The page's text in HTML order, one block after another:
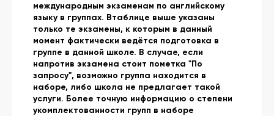
международным экзаменам по английскому
языку в группах. Втаблице выше указаны
только те экзамены, к которым в данный
момент фактически ведётся подготовка в
группе в данной школе. В случае, если
напротив экзамена стоит пометка "По
запросу", возможно группа находится в
наборе, либо школа не предлагает такой
услуги. Более точную информацию о степени
укомплектованности групп в наборе